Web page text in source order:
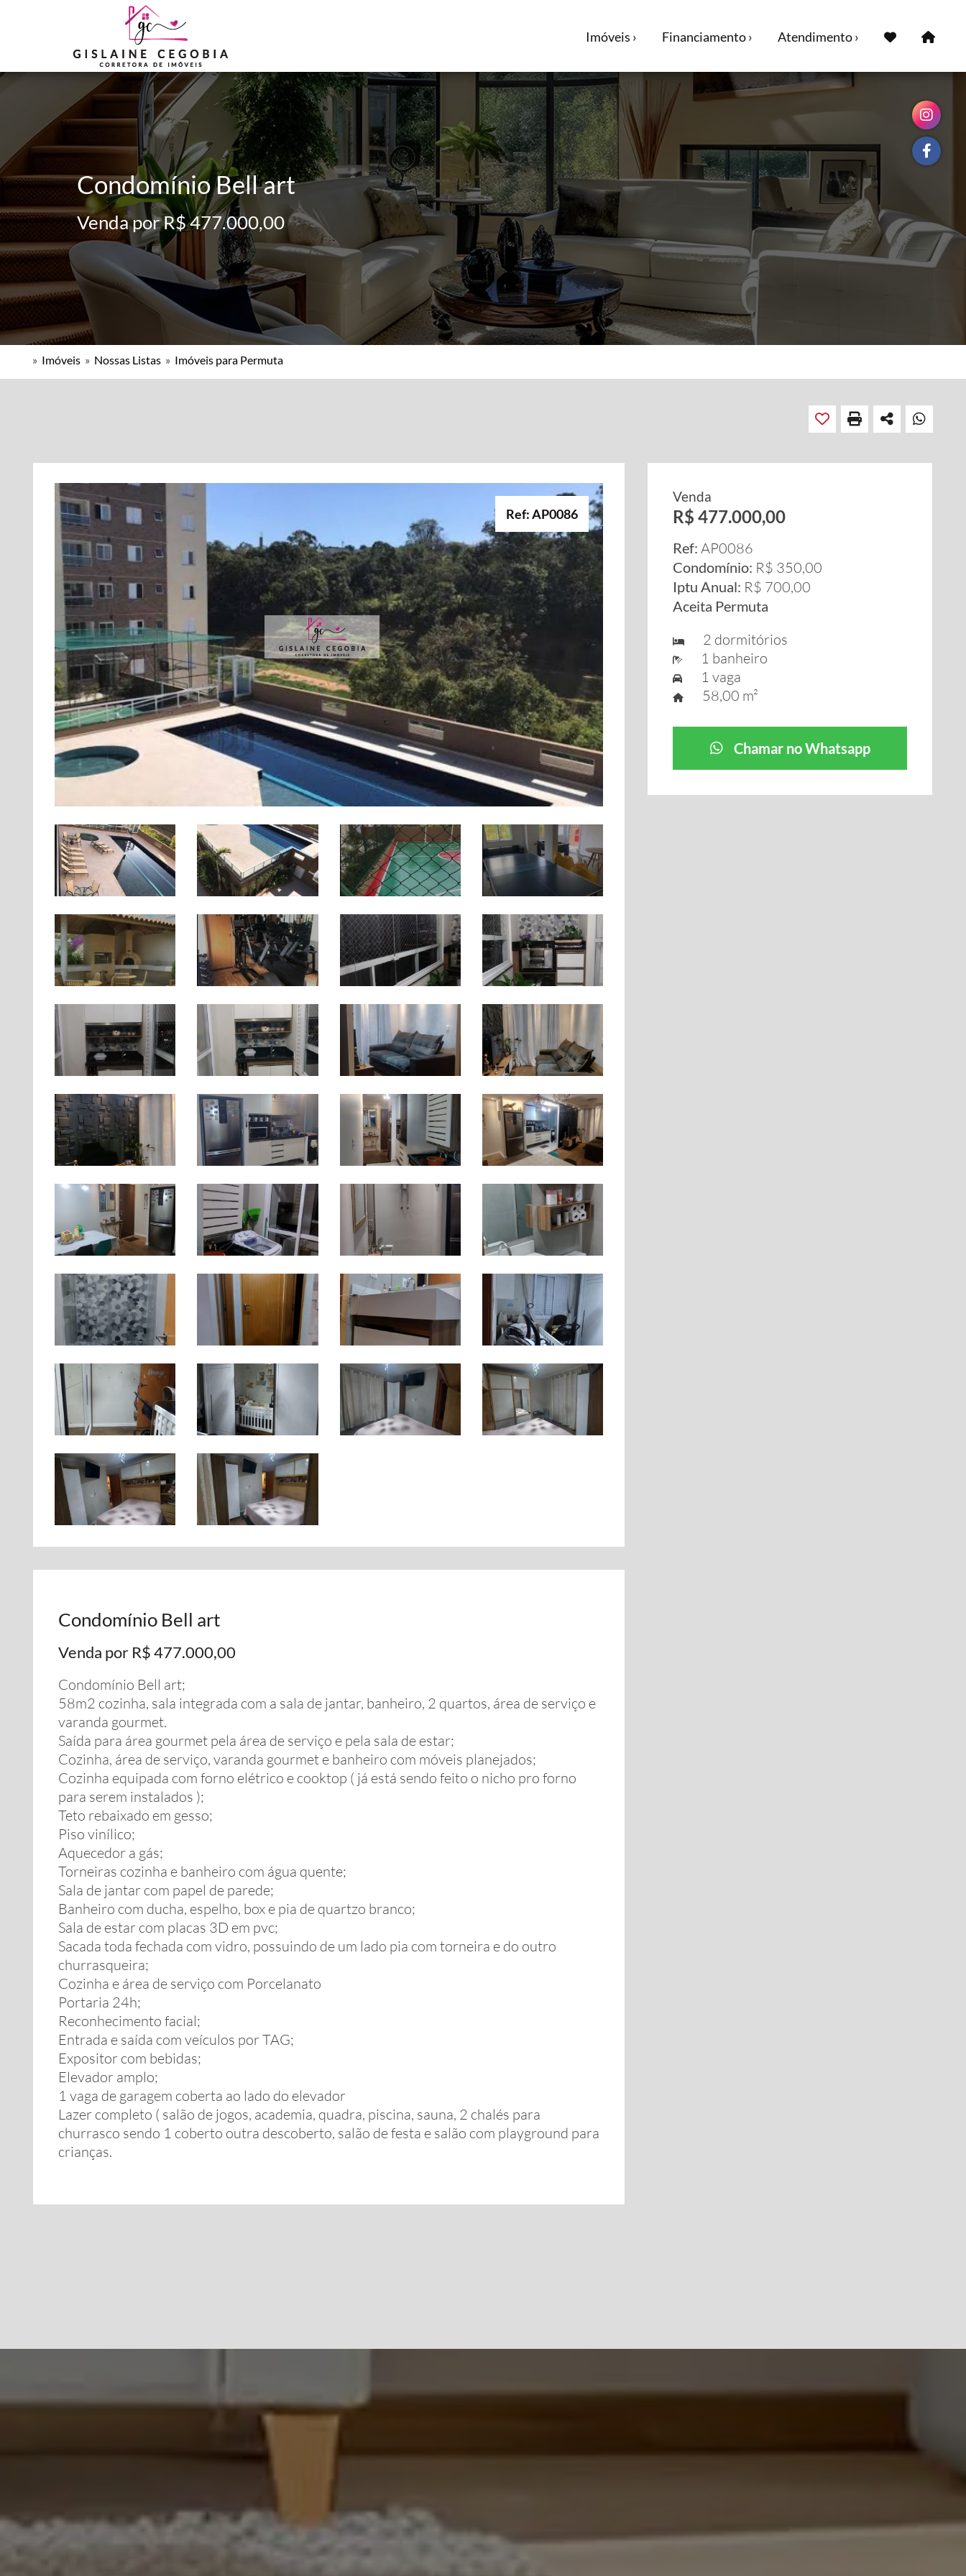
Imóveis › Financiamento › Atendimento ›
Condomínio Bell art
Venda por R$ 477.000,00
» Imóveis » Nossas Listas » Imóveis para Permuta
Ref: AP0086
Condomínio Bell art
Venda por R$ 477.000,00
Condomínio Bell art;
58m2 cozinha, sala integrada com a sala de jantar, banheiro, 2 quartos, área de serviço e
varanda gourmet.
Saída para área gourmet pela área de serviço e pela sala de estar;
Cozinha, área de serviço, varanda gourmet e banheiro com móveis planejados;
Cozinha equipada com forno elétrico e cooktop ( já está sendo feito o nicho pro forno
para serem instalados );
Teto rebaixado em gesso;
Piso vinílico;
Aquecedor a gás;
Torneiras cozinha e banheiro com água quente;
Sala de jantar com papel de parede;
Banheiro com ducha, espelho, box e pia de quartzo branco;
Sala de estar com placas 3D em pvc;
Sacada toda fechada com vidro, possuindo de um lado pia com torneira e do outro
churrasqueira;
Cozinha e área de serviço com Porcelanato
Portaria 24h;
Reconhecimento facial;
Entrada e saída com veículos por TAG;
Expositor com bebidas;
Elevador amplo;
1 vaga de garagem coberta ao lado do elevador
Lazer completo ( salão de jogos, academia, quadra, piscina, sauna, 2 chalés para
churrasco sendo 1 coberto outra descoberto, salão de festa e salão com playground para
crianças.
Venda
R$ 477.000,00
Ref: AP0086
Condomínio: R$ 350,00
Iptu Anual: R$ 700,00
Aceita Permuta
2 dormitórios
1 banheiro
1 vaga
58,00 m²
Chamar no Whatsapp